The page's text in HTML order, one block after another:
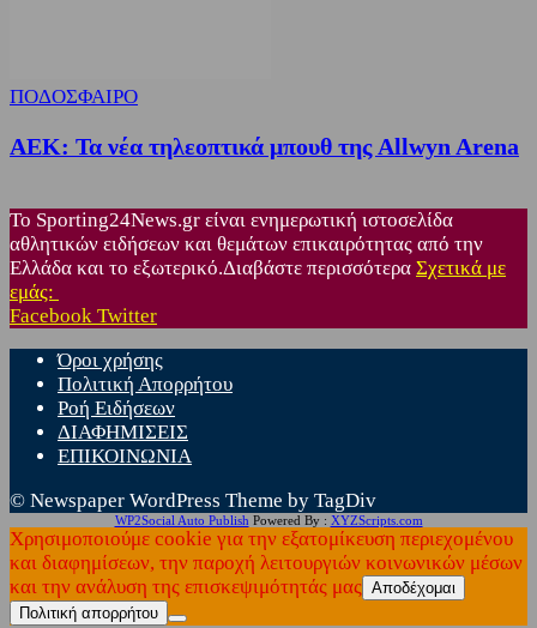
ΠΟΔΟΣΦΑΙΡΟ
ΑΕΚ: Τα νέα τηλεοπτικά μπουθ της Allwyn Arena
Το Sporting24News.gr είναι ενημερωτική ιστοσελίδα
αθλητικών ειδήσεων και θεμάτων επικαιρότητας από την
Ελλάδα και το εξωτερικό.Διαβάστε περισσότερα Σχετικά με
εμάς:
Facebook Twitter
Όροι χρήσης
Πολιτική Απορρήτου
Ροή Ειδήσεων
ΔΙΑΦΗΜΙΣΕΙΣ
ΕΠΙΚΟΙΝΩΝΙΑ
© Newspaper WordPress Theme by TagDiv
WP2Social Auto Publish Powered By : XYZScripts.com
Χρησιμοποιούμε cookie για την εξατομίκευση περιεχομένου
και διαφημίσεων, την παροχή λειτουργιών κοινωνικών μέσων
και την ανάλυση της επισκεψιμότητάς μας Αποδέχομαι
Πολιτική απορρήτου